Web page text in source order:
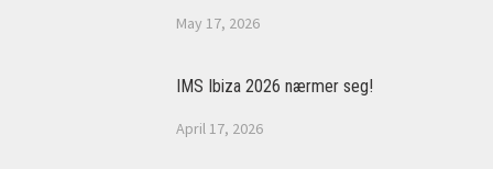
May 17, 2026
IMS Ibiza 2026 nærmer seg!
April 17, 2026